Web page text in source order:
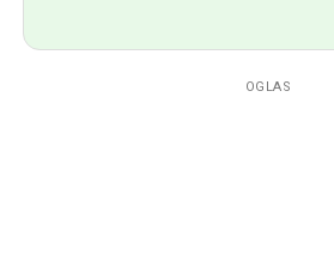
OGLAS